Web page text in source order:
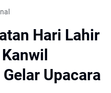
Hari Lahir
Upacara